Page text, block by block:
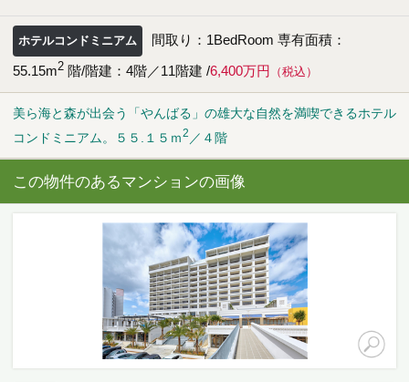
ホテルコンドミニアム 間取り：1BedRoom 専有面積：
55.15m2 階/階建：4階／11階建 /6,400万円 （税込）
美ら海と森が出会う「やんばる」の雄大な自然を満喫できるホテル
コンドミニアム。５５.１５ｍ2 ／４階
この物件のあるマンションの画像
査定をしてほしい
相場を教えてほしい
売却方法等について相談したい
仲介でのご売却とは
買取でのご売却とは
知りたい
エリアの魅力を知る